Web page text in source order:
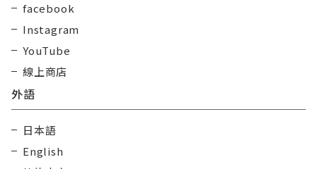
facebook
Instagram
YouTube
線上商店
外語
日本語
English